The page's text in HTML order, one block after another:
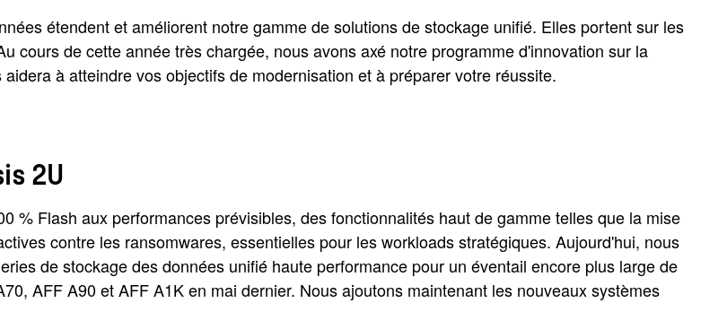
étendent et améliorent notre gamme de solutions de stockage unifié. Elles portent sur les
cours de cette année très chargée, nous avons axé notre programme d'innovation sur la
à atteindre vos objectifs de modernisation et à préparer votre réussite.
2U
% Flash aux performances prévisibles, des fonctionnalités haut de gamme telles que la mise
contre les ransomwares, essentielles pour les workloads stratégiques. Aujourd'hui, nous
de stockage des données unifié haute performance pour un éventail encore plus large de
AFF A90 et AFF A1K en mai dernier. Nous ajoutons maintenant les nouveaux systèmes